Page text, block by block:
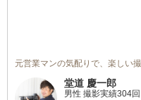
元営業マンの気配りで、楽しい
堂道 慶一郎
男性 撮影実績304回